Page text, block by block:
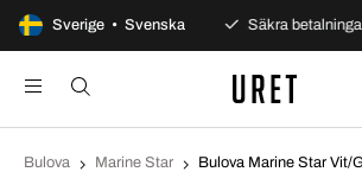
Sverige • Svenska
100 dagars öppet köp Säkra betalningar
Bulova Marine Star